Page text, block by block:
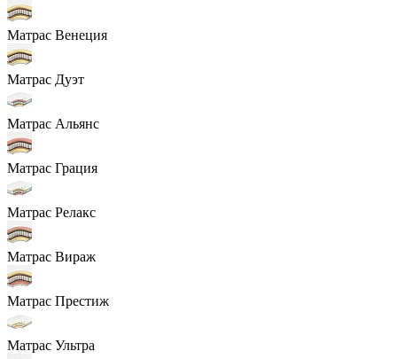
Матрас Венеция
Матрас Дуэт
Матрас Альянс
Матрас Грация
Матрас Релакс
Матрас Вираж
Матрас Престиж
Матрас Ультра